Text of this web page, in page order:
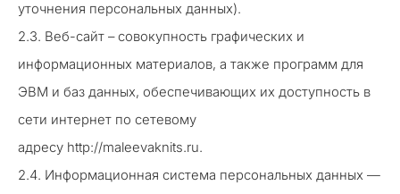
уточнения персональных данных).
2.3. Веб-сайт – совокупность графических и
информационных материалов, а также программ для
ЭВМ и баз данных, обеспечивающих их доступность в
сети интернет по сетевому
адресу http://maleevaknits.ru.
2.4. Информационная система персональных данных —